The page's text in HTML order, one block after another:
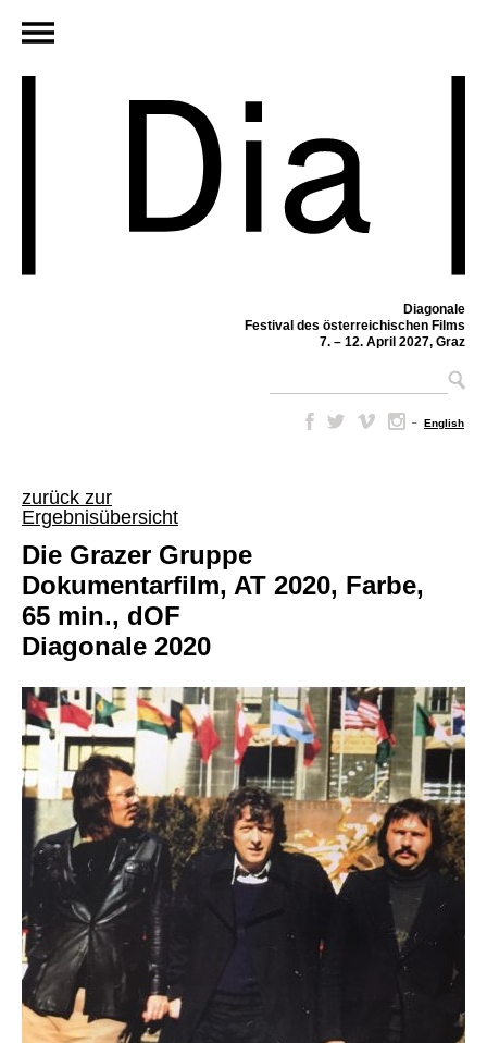
Diagonale
Festival des österreichischen Films
7. – 12. April 2027, Graz
– English
zurück zur
Ergebnisübersicht
Die Grazer Gruppe
Dokumentarfilm, AT 2020, Farbe,
65 min., dOF
Diagonale 2020